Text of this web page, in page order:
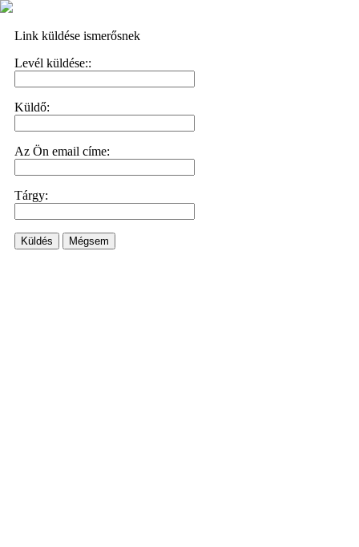
Link küldése ismerősnek
Levél küldése::
Küldő:
Az Ön email címe:
Tárgy:
Küldés Mégsem